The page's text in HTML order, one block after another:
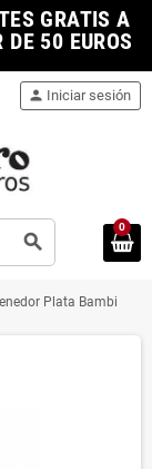
GRATIS A
50 EUROS
search
person Iniciar sesión
0
Plata Bambi